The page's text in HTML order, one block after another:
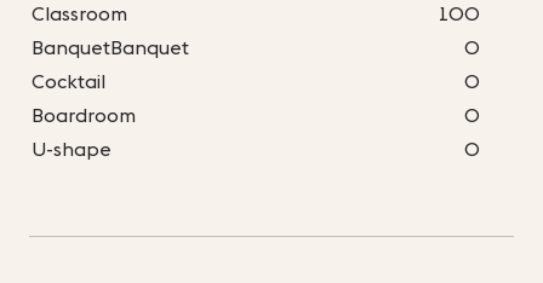
Classroom
100
BanquetBanquet
0
Cocktail
0
Boardroom
0
U-shape
0